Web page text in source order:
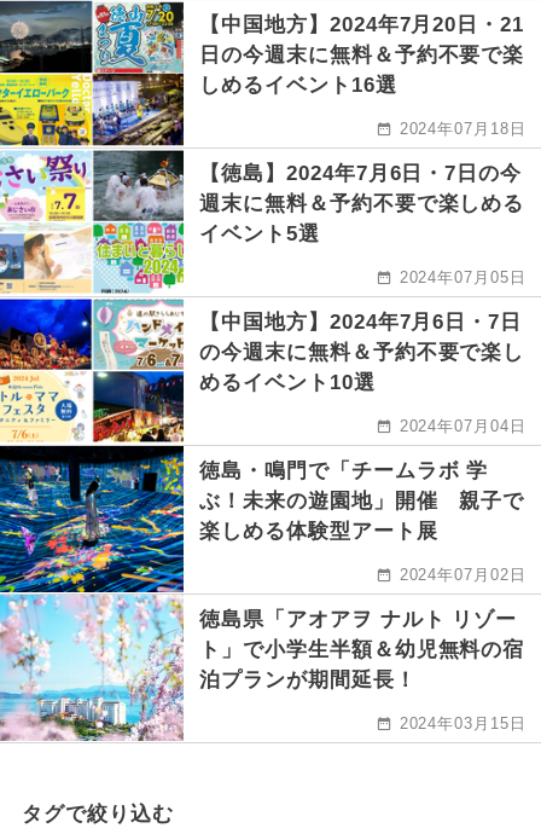
【中国地方】2024年7月20日・21
日の今週末に無料＆予約不要で楽
しめるイベント16選
2024年07月18日
【徳島】2024年7月6日・7日の今
週末に無料＆予約不要で楽しめる
イベント5選
2024年07月05日
【中国地方】2024年7月6日・7日
の今週末に無料＆予約不要で楽し
めるイベント10選
2024年07月04日
徳島・鳴門で「チームラボ 学
ぶ！未来の遊園地」開催 親子で
楽しめる体験型アート展
2024年07月02日
徳島県「アオアヲ ナルト リゾー
ト」で小学生半額＆幼児無料の宿
泊プランが期間延長！
2024年03月15日
タグで絞り込む